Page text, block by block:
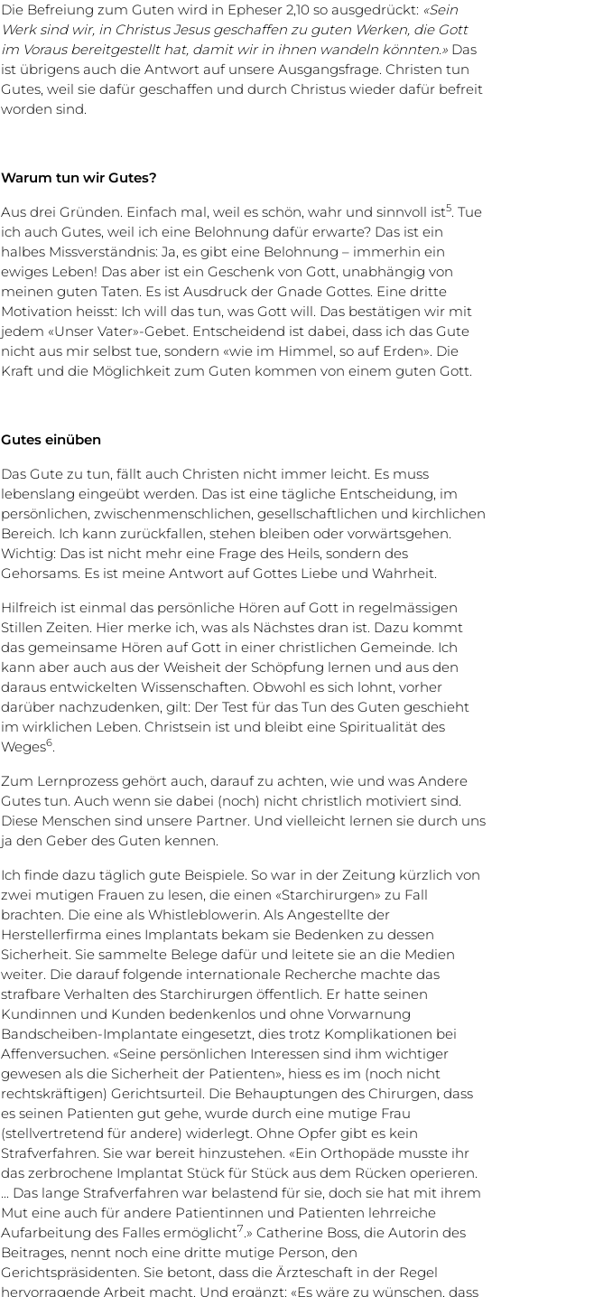
Die Befreiung zum Guten wird in Epheser 2,10 so ausgedrückt: «Sein
Werk sind wir, in Christus Jesus geschaffen zu guten Werken, die Gott
im Voraus bereitgestellt hat, damit wir in ihnen wandeln könnten.» Das
ist übrigens auch die Antwort auf unsere Ausgangsfrage. Christen tun
Gutes, weil sie dafür geschaffen und durch Christus wieder dafür befreit
worden sind.
Warum tun wir Gutes?
Aus drei Gründen. Einfach mal, weil es schön, wahr und sinnvoll ist5. Tue
ich auch Gutes, weil ich eine Belohnung dafür erwarte? Das ist ein
halbes Missverständnis: Ja, es gibt eine Belohnung – immerhin ein
ewiges Leben! Das aber ist ein Geschenk von Gott, unabhängig von
meinen guten Taten. Es ist Ausdruck der Gnade Gottes. Eine dritte
Motivation heisst: Ich will das tun, was Gott will. Das bestätigen wir mit
jedem «Unser Vater»-Gebet. Entscheidend ist dabei, dass ich das Gute
nicht aus mir selbst tue, sondern «wie im Himmel, so auf Erden». Die
Kraft und die Möglichkeit zum Guten kommen von einem guten Gott.
Gutes einüben
Das Gute zu tun, fällt auch Christen nicht immer leicht. Es muss
lebenslang eingeübt werden. Das ist eine tägliche Entscheidung, im
persönlichen, zwischenmenschlichen, gesellschaftlichen und kirchlichen
Bereich. Ich kann zurückfallen, stehen bleiben oder vorwärtsgehen.
Wichtig: Das ist nicht mehr eine Frage des Heils, sondern des
Gehorsams. Es ist meine Antwort auf Gottes Liebe und Wahrheit.
Hilfreich ist einmal das persönliche Hören auf Gott in regelmässigen
Stillen Zeiten. Hier merke ich, was als Nächstes dran ist. Dazu kommt
das gemeinsame Hören auf Gott in einer christlichen Gemeinde. Ich
kann aber auch aus der Weisheit der Schöpfung lernen und aus den
daraus entwickelten Wissenschaften. Obwohl es sich lohnt, vorher
darüber nachzudenken, gilt: Der Test für das Tun des Guten geschieht
im wirklichen Leben. Christsein ist und bleibt eine Spiritualität des
Weges6.
Zum Lernprozess gehört auch, darauf zu achten, wie und was Andere
Gutes tun. Auch wenn sie dabei (noch) nicht christlich motiviert sind.
Diese Menschen sind unsere Partner. Und vielleicht lernen sie durch uns
ja den Geber des Guten kennen.
Ich finde dazu täglich gute Beispiele. So war in der Zeitung kürzlich von
zwei mutigen Frauen zu lesen, die einen «Starchirurgen» zu Fall
brachten. Die eine als Whistleblowerin. Als Angestellte der
Herstellerfirma eines Implantats bekam sie Bedenken zu dessen
Sicherheit. Sie sammelte Belege dafür und leitete sie an die Medien
weiter. Die darauf folgende internationale Recherche machte das
strafbare Verhalten des Starchirurgen öffentlich. Er hatte seinen
Kundinnen und Kunden bedenkenlos und ohne Vorwarnung
Bandscheiben-Implantate eingesetzt, dies trotz Komplikationen bei
Affenversuchen. «Seine persönlichen Interessen sind ihm wichtiger
gewesen als die Sicherheit der Patienten», hiess es im (noch nicht
rechtskräftigen) Gerichtsurteil. Die Behauptungen des Chirurgen, dass
es seinen Patienten gut gehe, wurde durch eine mutige Frau
(stellvertretend für andere) widerlegt. Ohne Opfer gibt es kein
Strafverfahren. Sie war bereit hinzustehen. «Ein Orthopäde musste ihr
das zerbrochene Implantat Stück für Stück aus dem Rücken operieren.
... Das lange Strafverfahren war belastend für sie, doch sie hat mit ihrem
Mut eine auch für andere Patientinnen und Patienten lehrreiche
Aufarbeitung des Falles ermöglicht7.» Catherine Boss, die Autorin des
Beitrages, nennt noch eine dritte mutige Person, den
Gerichtspräsidenten. Sie betont, dass die Ärzteschaft in der Regel
hervorragende Arbeit macht. Und ergänzt: «Es wäre zu wünschen, dass